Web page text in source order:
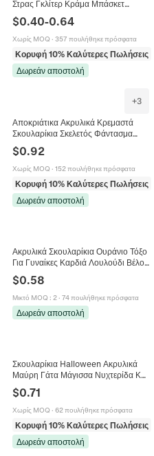
Στρας Γκλίτερ Κράμα Μπάσκετ
Ποδόσφαιρο Ράγκμπι Μπέιζμπολ
Κοσμήματα Για Άνδρες Γυναίκες
$0.40-0.64
Χωρίς MOQ · 357 πουλήθηκε πρόσφατα
Κορυφή 10% Καλύτερες Πωλήσεις
Δωρεάν αποστολή
+3
Αποκριάτικα Ακρυλικά Κρεμαστά
Σκουλαρίκια Σκελετός Φάντασμα
Με Ατσάλινο Πείρο
$0.92
Χωρίς MOQ · 152 πουλήθηκε πρόσφατα
Κορυφή 10% Καλύτερες Πωλήσεις
Δωρεάν αποστολή
Ακρυλικά Σκουλαρίκια Ουράνιο Τόξο
Για Γυναίκες Καρδιά Λουλούδι Βέλος
Μακριά Πολυεπίπεδα Κοσμήματα
Γλυκό Σχέδιο
$0.58
Μικτό MOQ : 2· 74 πουλήθηκε πρόσφατα
Δωρεάν αποστολή
Σκουλαρίκια Halloween Ακρυλικά
Μαύρη Γάτα Μάγισσα Νυχτερίδα Και
Σχέδιο Κρανίου Γυναικεία Αξεσουάρ
Για Πάρτι Μεταμφιέσεων
$0.71
Χωρίς MOQ · 62 πουλήθηκε πρόσφατα
Κορυφή 10% Καλύτερες Πωλήσεις
Δωρεάν αποστολή